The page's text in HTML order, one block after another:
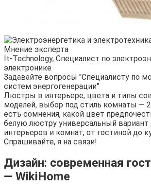
Мнение эксперта
It-Technology, Cпециалист по
электронике
Задавайте вопросы "Специалисту по
систем энергогенерации"
Люстры в интерьере, цвета и типы
моделей, выбор под стиль комнаты —
есть сомнения, какой цвет
белую люстру универсальный вариант
интерьеров и комнат, от гостиной до
Спрашивайте, я на связи!
Дизайн: современная
— WikiHome